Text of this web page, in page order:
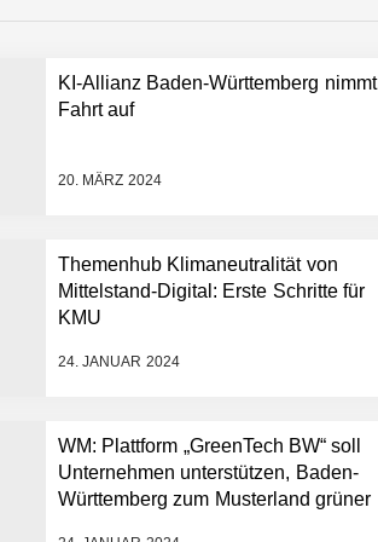
KI-Allianz Baden-Württemberg nimmt
Fahrt auf
20. MÄRZ 2024
Themenhub Klimaneutralität von
Mittelstand-Digital: Erste Schritte für
KMU
24. JANUAR 2024
WM: Plattform „GreenTech BW“ soll
Unternehmen unterstützen, Baden-
Württemberg zum Musterland grüner
Entwicklungsprozesse